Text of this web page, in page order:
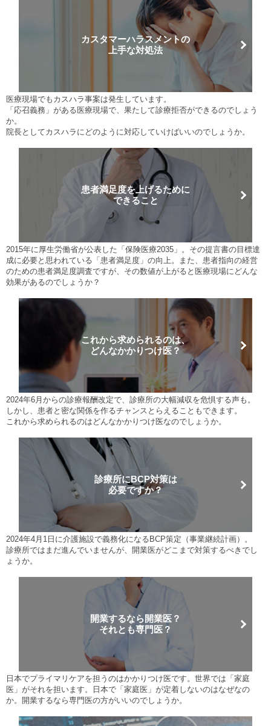
カスタマーハラスメントの
上手な対処法
医療現場でもカスハラ事案は発生しています。
「応召義務」がある医療現場で、果たして診療拒否ができるのでしょう
か。
院長としてカスハラにどのように対応していけばいいのでしょうか。
患者満足度を上げるために
できること
2015年に厚生労働省が公表した「保険医療2035」。その提言書の目標達
成に必要と思われている「患者満足度」の向上。また、患者指向の経営
のための患者満足度調査ですが、その数値が上がると医療現場にどんな
効果があるのでしょうか？
これから求められるのは、
どんなかかりつけ医？
2024年6月からの診療報酬改定で、診療所の大幅減収を危惧する声も。
しかし、患者と密な関係を作るチャンスとらえることもできます。
これから求められるのはどんなかかりつけ医なのでしょうか。
診療所にBCP対策は
必要ですか？
2024年4月1日に介護施設で義務化になるBCP策定（事業継続計画）。
診療所ではまだ進んでいませんが、開業医がどこまで対策するべきでし
ょうか。
開業するなら開業医？
それとも専門医？
日本でプライマリケアを担うのはかかりつけ医です。世界では「家庭
医」がそれを担います。日本で「家庭医」が定着しないのはなぜなの
か。開業するなら専門医の方がいいのでしょうか。